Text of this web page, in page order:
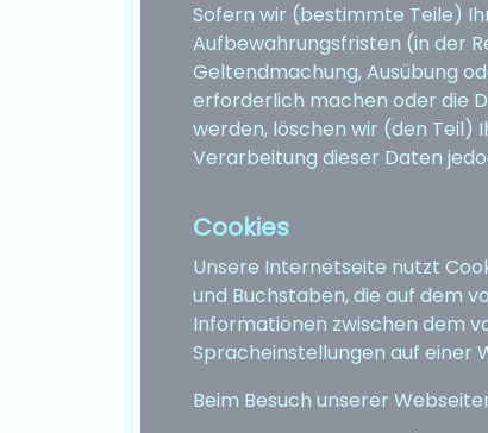
Sofern wir (bestimmte Teile)
Aufbewahrungsfristen (in der
Geltendmachung, Ausübung
erforderlich machen oder die
werden, löschen wir (den Teil)
Verarbeitung dieser Daten
Cookies
Unsere Internetseite nutzt
und Buchstaben, die auf dem
Informationen zwischen dem
Spracheinstellungen auf einer
Beim Besuch unserer